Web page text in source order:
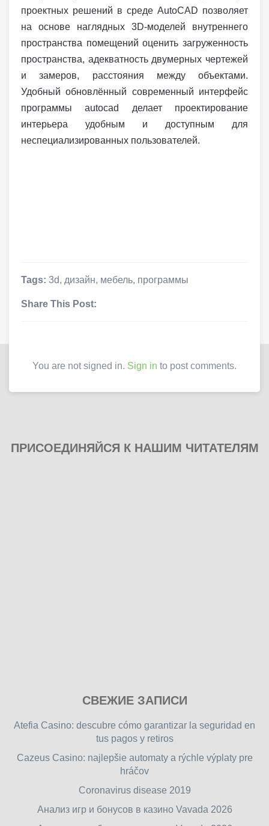
проектных решений в среде AutoCAD позволяет
на основе наглядных 3D-моделей внутреннего
пространства помещений оценить загруженность
пространства, адекватность двумерных чертежей
и замеров, расстояния между объектами.
Удобный обновлённый современный интерфейс
программы autocad делает проектирование
интерьера удобным и доступным для
неспециализированных пользователей.
Tags: 3d, дизайн, мебель, программы
Share This Post:
You are not signed in. Sign in to post comments.
ПРИСОЕДИНЯЙСЯ К НАШИМ ЧИТАТЕЛЯМ
free
games
СВЕЖИЕ ЗАПИСИ
Atefia Casino: descubre cómo garantizar la seguridad en
tus pagos y retiros
Cazeus Casino: najlepšie automaty a rýchle výplaty pre
hráčov
Coronavirus disease 2019
Анализ игр и бонусов в казино Vavada 2026